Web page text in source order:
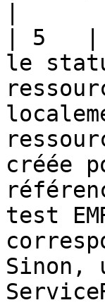
| 5   |
le
créée
test
Sinon,